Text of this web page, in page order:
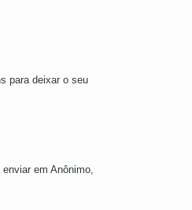
para deixar o seu
em Anônimo,